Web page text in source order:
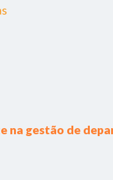
na gestão de